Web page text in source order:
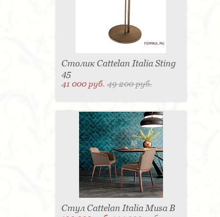
Столик Cattelan Italia Sting
45
41 000 руб.49 200 руб.
Стул Cattelan Italia Musa B